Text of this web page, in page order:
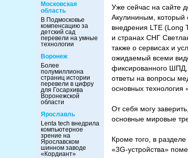
Московская
область
В Подмосковье
компенсацию за
детский сад
перевели на умные
технологии
Воронеж
Более
полумиллиона
страниц истории
перевели в цифру
для Госархива
Воронежской
области
Ярославль
Lenta tech внедрила
компьютерное
зрение на
Ярославском
шинном заводе
«Кордиант»
Уже сейчас на сайте
Акулининым, который
внедрения LTE (Long
и странах СНГ
также о сервисах и
ожидаемый всеми
фиксированного ШПД,
ответы на вопросы
основных технология
От себя могу
основные мировые
Кроме того, в
«3G-устройства»